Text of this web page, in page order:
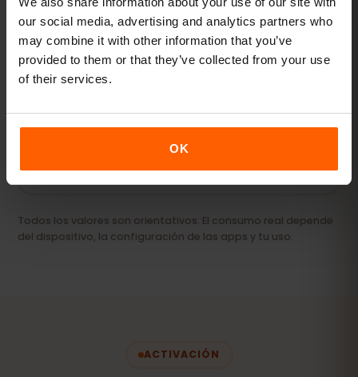
our social media, advertising and analytics partners who
may combine it with other information that you’ve
provided to them or that they’ve collected from your use
of their services.
OK
Streaming y hotspot
Vídeos, videollamadas y conexión para tu
RECOMENDADO20 GB+ o Ilimitado
Ver paquetes
Todos los valores son orientativos. El consumo real depende
del dispositivo, la configuración de las apps y tu uso.
ACTIVACIÓN